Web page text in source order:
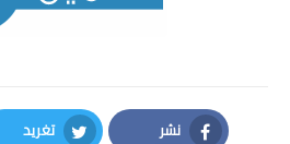
نشر تغريد